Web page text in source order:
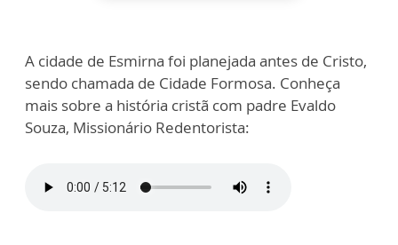
A cidade de Esmirna foi planejada antes de Cristo,
sendo chamada de Cidade Formosa. Conheça
mais sobre a história cristã com padre Evaldo
Souza, Missionário Redentorista: